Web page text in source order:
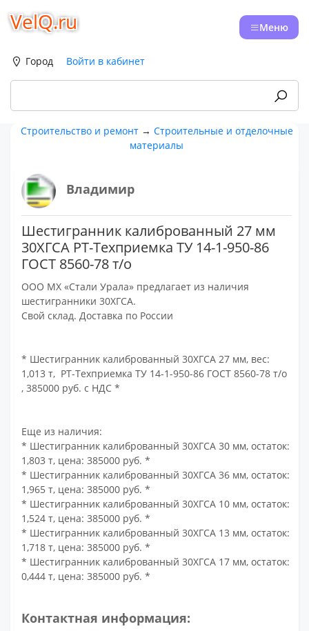
VelQ.ru Меню
Город Войти в кабинет
Строительство и ремонт→ Строительные и отделочные
материалы
Владимир
Шестигранник калиброванный 27 мм
30ХГСА РТ-Техприемка ТУ 14-1-950-86
ГОСТ 8560-78 т/о
ООО МХ «Стали Урала» предлагает из наличия
шестигранники 30ХГСА.
Свой склад. Доставка по России
* Шестигранник калиброванный 30ХГСА 27 мм, вес:
1,013 т, РТ-Техприемка ТУ 14-1-950-86 ГОСТ 8560-78 т/о
, 385000 руб. с НДС *
Еще из наличия:
* Шестигранник калиброванный 30ХГСА 30 мм, остаток:
1,803 т, цена: 385000 руб. *
* Шестигранник калиброванный 30ХГСА 36 мм, остаток:
1,965 т, цена: 385000 руб. *
* Шестигранник калиброванный 30ХГСА 10 мм, остаток:
1,524 т, цена: 385000 руб. *
* Шестигранник калиброванный 30ХГСА 13 мм, остаток:
1,718 т, цена: 385000 руб. *
* Шестигранник калиброванный 30ХГСА 17 мм, остаток:
0,444 т, цена: 385000 руб. *
Контактная информация: